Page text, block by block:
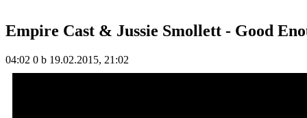
Empire Cast & Jussie Smollett - Good
04:02 0 b 19.02.2015, 21:02